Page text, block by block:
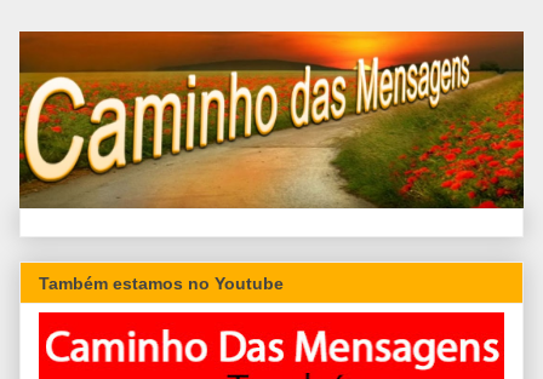
Também estamos no Youtube